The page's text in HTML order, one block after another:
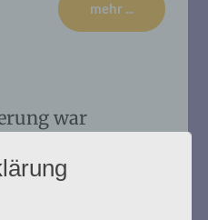
mehr ...
war